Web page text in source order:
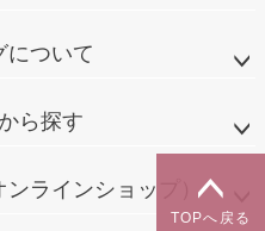
TOPへ戻る
について
ら探す
ンラインショップ）